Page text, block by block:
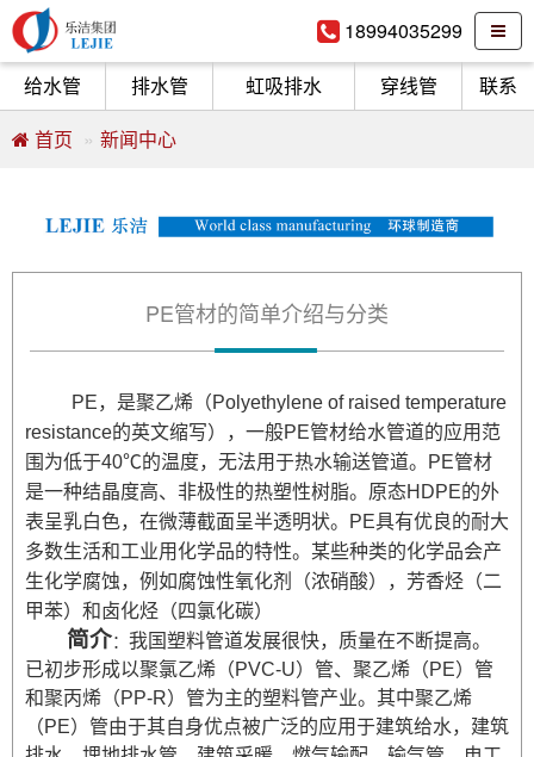
18994035299
给水管
排水管 虹吸排水 穿线管
联系
首页
新闻中心
PE管材的简单介绍与分类
PE，是聚乙烯（Polyethylene of raised temperature
resistance的英文缩写），一般PE管材给水管道的应用范
围为低于40℃的温度，无法用于热水输送管道。PE管材
是一种结晶度高、非极性的热塑性树脂。原态HDPE的外
表呈乳白色，在微薄截面呈半透明状。PE具有优良的耐大
多数生活和工业用化学品的特性。某些种类的化学品会产
生化学腐蚀，例如腐蚀性氧化剂（浓硝酸），芳香烃（二
甲苯）和卤化烃（四氯化碳）
简介： 我国塑料管道发展很快，质量在不断提高。
已初步形成以聚氯乙烯（PVC-U）管、聚乙烯（PE）管
和聚丙烯（PP-R）管为主的塑料管产业。其中聚乙烯
（PE）管由于其自身优点被广泛的应用于建筑给水，建筑